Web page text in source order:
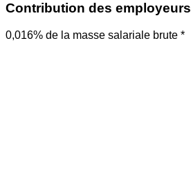
Contribution des employeurs
0,016% de la masse salariale brute *